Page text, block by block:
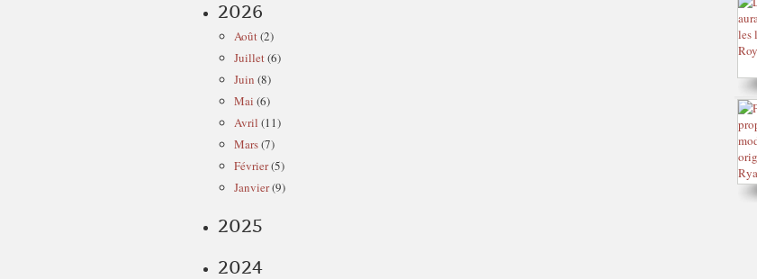
2026
Août(2)
Juillet(6)
Juin (8)
Mai (6)
Avril (11)
Mars(7)
Février(5)
Janvier(9)
2025
2024